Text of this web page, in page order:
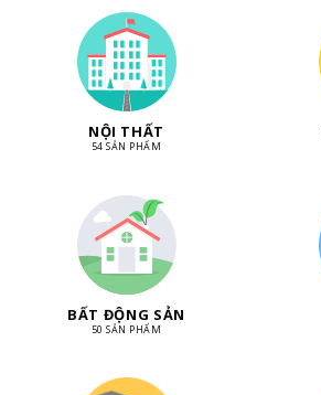
NỘI THẤT
54 SẢN PHẨM
BẤT ĐỘNG SẢN
50 SẢN PHẨM